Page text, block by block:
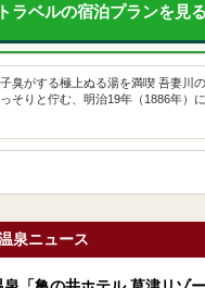
ラベルの宿泊プランを見る
臭がする極上ぬる湯を満喫 吾妻川
そりと佇む、明治19年（1886年）
泉ニュース